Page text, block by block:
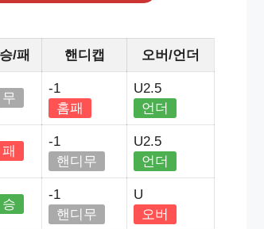
승/패 핸디캡 오버/언더
무
-1
홈패
U2.5
언더
패
-1
핸디무
U2.5
언더
승
-1
핸디무
U
오버